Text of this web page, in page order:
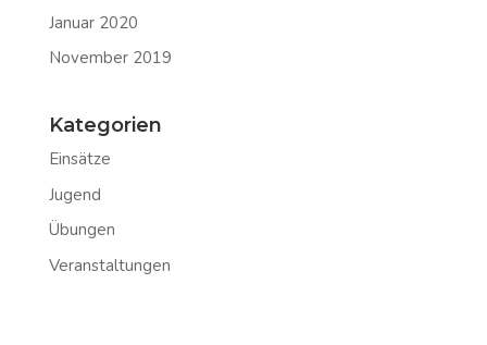
Januar 2020
November 2019
Kategorien
Einsätze
Jugend
Übungen
Veranstaltungen